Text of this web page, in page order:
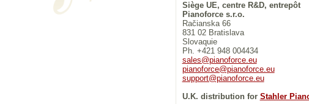
Siège UE, centre R&D, entrepôt
Pianoforce s.r.o.
Račianska 66
831 02 Bratislava
Slovaquie
Ph. +421 948 004434
sales@pianoforce.eu
pianoforce@pianoforce.eu
support@pianoforce.eu
U.K. distribution for Stahler